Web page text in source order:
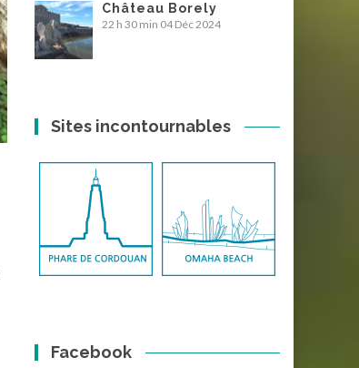
Château Borely
22 h 30 min 04 Déc 2024
Sites incontournables
Facebook